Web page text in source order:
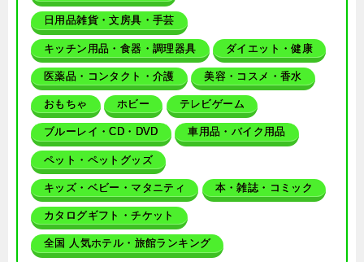
日用品雑貨・文房具・手芸
キッチン用品・食器・調理器具 ダイエット・健康
医薬品・コンタクト・介護 美容・コスメ・香水
おもちゃ ホビー テレビゲーム
ブルーレイ・CD・DVD 車用品・バイク用品
ペット・ペットグッズ
キッズ・ベビー・マタニティ 本・雑誌・コミック
カタログギフト・チケット
全国 人気ホテル・旅館ランキング